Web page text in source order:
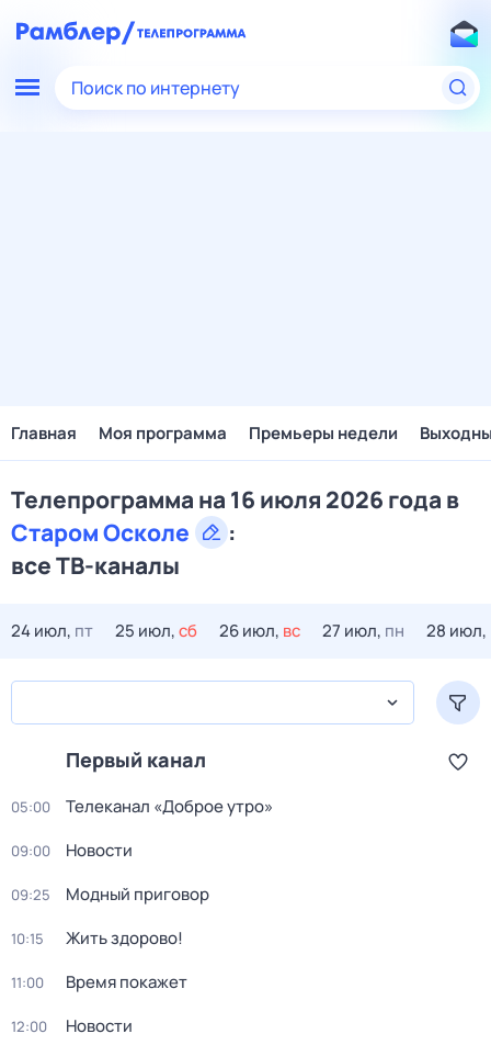
Поиск по интернету
Главная Моя программа Премьеры недели
Телепрограмма на 16 июля 2026 года в
Старом Осколе
:
все ТВ-каналы
24 июл, пт 25 июл,сб 26 июл, вс 27 июл, пн 28 июл,
Первый канал
05:00 Телеканал «Доброе утро»
09:00 Новости
09:25 Модный приговор
10:15 Жить здорово!
11:00 Время покажет
12:00 Новости